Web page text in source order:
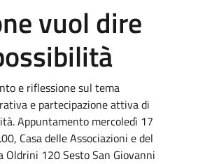
vuol dire
e riflessione sul tema
e partecipazione attiva di
Appuntamento mercoledì 17
Casa delle Associazioni e del
Oldrini 120 Sesto San Giovanni